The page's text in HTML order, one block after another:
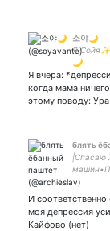
소야🌙
Я
🌙
Я вчера:
когда мама
этому поводу:
блять
|Спасаю
-
binary|
И соответственно
моя депрессия
Кайфово (нет)